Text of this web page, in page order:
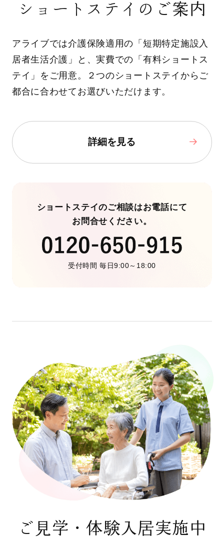
ショートステイのご案内
アライブでは介護保険適用の「短期特定施設入
居者生活介護」と、実費での「有料ショートス
テイ」をご用意。２つのショートステイからご
都合に合わせてお選びいただけます。
詳細を見る
ショートステイのご相談はお電話にて
お問合せください。
受付時間 毎日9:00～18:00
ご見学・体験入居実施中